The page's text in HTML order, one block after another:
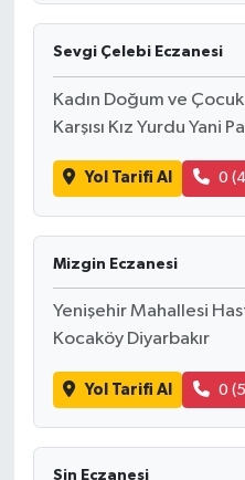
Sevgi Çelebi Eczanesi
Kadın Doğum ve
Karşısı Kız Yurdu Yani
Yol Tarifi Al 0
Mizgin Eczanesi
Yenişehir Mahallesi
Kocaköy Diyarbakır
Yol Tarifi Al 0
Sin Eczanesi